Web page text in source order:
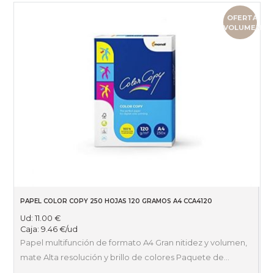
OFERTA
VOLUMEN
PAPEL COLOR COPY 250 HOJAS 120 GRAMOS A4 CCA4120
Ud:11.00€
Caja:9.46€/ud
Papel multifunción de formato A4 Gran nitidez y volumen,
mate Alta resolución y brillo de colores Paquete de…